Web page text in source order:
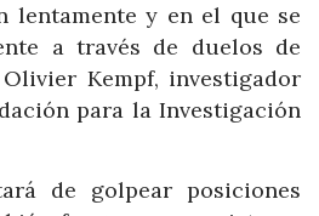
lentamente y en el que se
a través de duelos de
Kempf, investigador
para la Investigación
de golpear posiciones